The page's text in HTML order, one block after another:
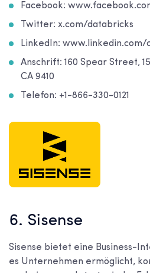
Facebook:
Twitter: x.com/databricks
LinkedIn:
Anschrift: 160 Spear Street,
CA 9410
Telefon: +1-866-330-0121
6. Sisense
Sisense bietet eine Business-
es Unternehmen ermöglicht,